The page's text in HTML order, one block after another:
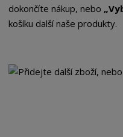
dokončíte nákup, nebo
košíku další naše produkty.